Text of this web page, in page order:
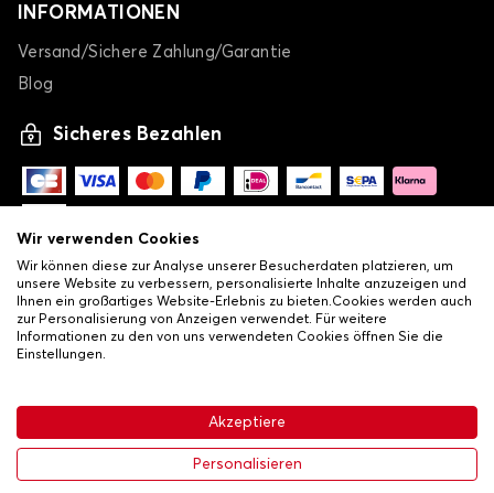
24,49 €
-30% 34,99 €
In den Warenkorb
INFORMATIONEN
Versand/Sichere Zahlung/Garantie
Blog
Sicheres Bezahlen
Allgemeine Verkaufsbedingungen•
Datenschutz- und Cookie-Richtlinie•Livraison
Wir verwenden Cookies
Wir können diese zur Analyse unserer Besucherdaten platzieren, um
unsere Website zu verbessern, personalisierte Inhalte anzuzeigen und
Ihnen ein großartiges Website-Erlebnis zu bieten.Cookies werden auch
zur Personalisierung von Anzeigen verwendet. Für weitere
Informationen zu den von uns verwendeten Cookies öffnen Sie die
Einstellungen.
Akzeptiere
Personalisieren